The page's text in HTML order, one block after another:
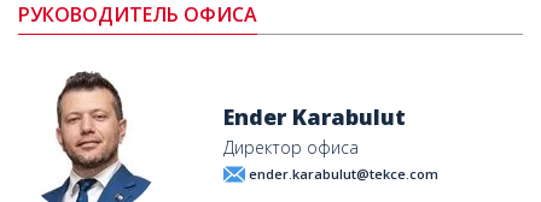
РУКОВОДИТЕЛЬ ОФИСА
Ender Karabulut
Директор офиса
ender.karabulut@tekce.com